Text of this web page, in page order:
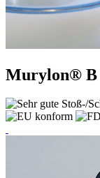
Murylon® B